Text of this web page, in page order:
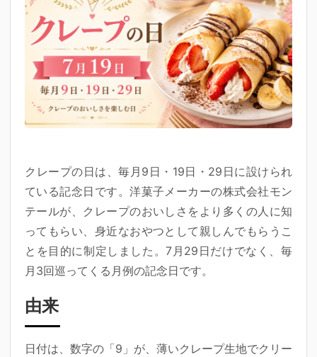
クレープの日は、毎月9日・19日・29日に設けられ
ている記念日です。洋菓子メーカーの株式会社モン
テールが、クレープのおいしさをより多くの人に知
ってもらい、身近なおやつとして親しんでもらうこ
とを目的に制定しました。7月29日だけでなく、毎
月3回巡ってくる月例の記念日です。
由来
日付は、数字の「9」が、薄いクレープ生地でクリー